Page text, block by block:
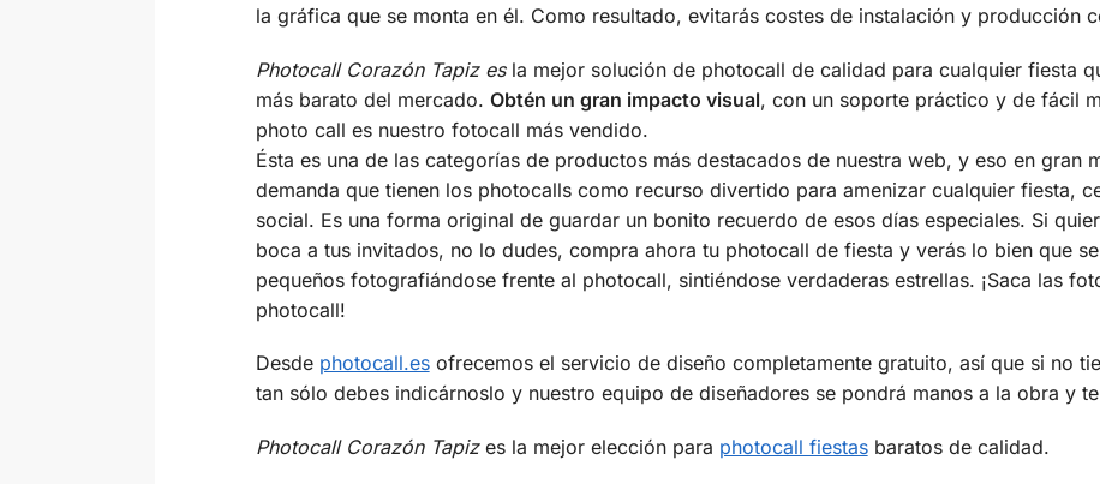
la gráfica que se monta en él. Como resultado, evitarás costes de instalación y producción
Photocall Corazón Tapiz es la mejor solución de photocall de calidad para cualquier fiesta
más barato del mercado. Obtén un gran impacto visual, con un soporte práctico y de fácil
photo call es nuestro fotocall más vendido.
Ésta es una de las categorías de productos más destacados de nuestra web, y eso en gran
demanda que tienen los photocalls como recurso divertido para amenizar cualquier fiesta,
social. Es una forma original de guardar un bonito recuerdo de esos días especiales. Si
boca a tus invitados, no lo dudes, compra ahora tu photocall de fiesta y verás lo bien que
pequeños fotografiándose frente al photocall, sintiéndose verdaderas estrellas. ¡Saca las
photocall!
Desde photocall.esofrecemos el servicio de diseño completamente gratuito, así que si no
tan sólo debes indicárnoslo y nuestro equipo de diseñadores se pondrá manos a la obra y
Photocall Corazón Tapizes la mejor elección para photocall fiestasbaratos de calidad.